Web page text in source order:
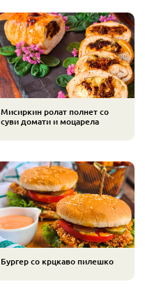
Мисиркин ролат полнет со
суви домати и моцарела
Бургер со крцкаво пилешко